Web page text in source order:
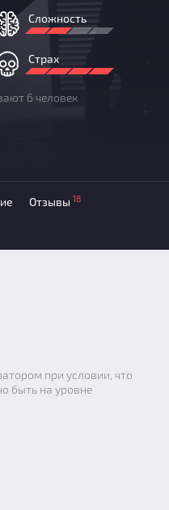
Сложность
Страх
6 человек
Отзывы 18
при условии, что
быть на уровне